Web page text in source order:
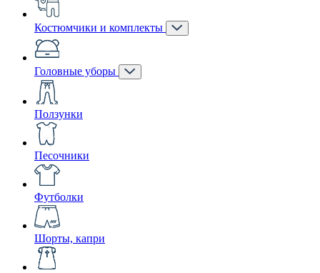
Костюмчики и комплекты
Головные уборы
Ползунки
Песочники
Футболки
Шорты, капри